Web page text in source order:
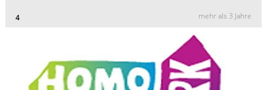
4 mehr als 3 Jahre